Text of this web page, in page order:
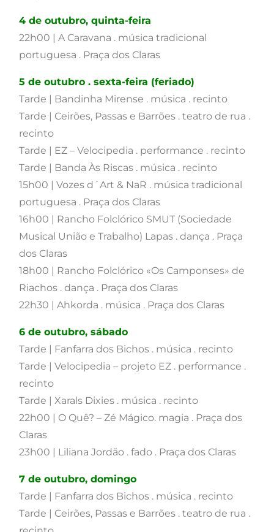
4 de outubro, quinta-feira
22h00 | A Caravana . música tradicional
portuguesa . Praça dos Claras
5 de outubro . sexta-feira (feriado)
Tarde | Bandinha Mirense . música . recinto
Tarde | Ceirões, Passas e Barrões . teatro de rua .
recinto
Tarde | EZ – Velocipedia . performance . recinto
Tarde | Banda Às Riscas . música . recinto
15h00 | Vozes d´Art & NaR . música tradicional
portuguesa . Praça dos Claras
16h00 | Rancho Folclórico SMUT (Sociedade
Musical União e Trabalho) Lapas . dança . Praça
dos Claras
18h00 | Rancho Folclórico «Os Camponses» de
Riachos . dança . Praça dos Claras
22h30 | Ahkorda . música . Praça dos Claras
6 de outubro, sábado
Tarde | Fanfarra dos Bichos . música . recinto
Tarde | Velocipedia – projeto EZ . performance .
recinto
Tarde | Xarals Dixies . música . recinto
22h00 | O Quê? – Zé Mágico. magia . Praça dos
Claras
23h00 | Liliana Jordão . fado . Praça dos Claras
7 de outubro, domingo
Tarde | Fanfarra dos Bichos . música . recinto
Tarde | Ceirões, Passas e Barrões . teatro de rua .